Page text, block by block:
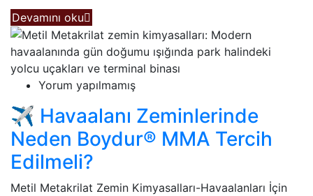
Devamını oku
Yorum yapılmamış
✈️ Havaalanı Zeminlerinde
Neden Boydur® MMA Tercih
Edilmeli?
Metil Metakrilat Zemin Kimyasalları-Havaalanları İçin